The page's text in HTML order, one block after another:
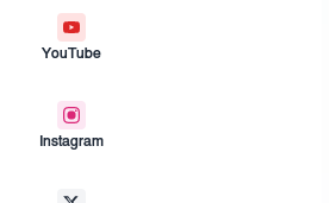
YouTube
Instagram